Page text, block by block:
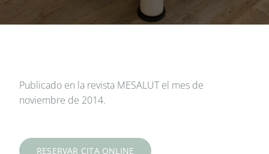
Publicado en la revista MESALUT el mes de
noviembre de 2014.
RESERVAR CITA ONLINE